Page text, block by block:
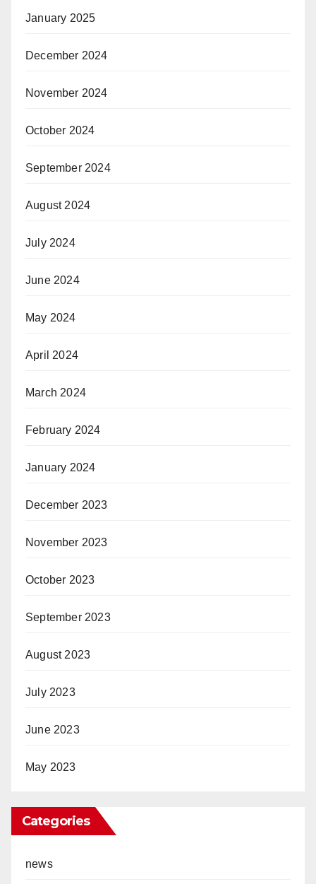
January 2025
December 2024
November 2024
October 2024
September 2024
August 2024
July 2024
June 2024
May 2024
April 2024
March 2024
February 2024
January 2024
December 2023
November 2023
October 2023
September 2023
August 2023
July 2023
June 2023
May 2023
Categories
news